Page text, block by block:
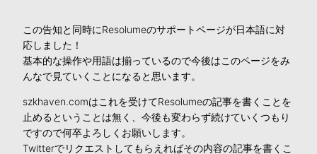
この告知と同時にResolumeのサポートページが日本語に対
応しました！
基本的な操作や用語は揃っているので今後はこのページをみ
んなで見ていくことになると思います。
szkhaven.comはこれを受けてResolumeの記事を書くことを
止めるということは無く、今後も変わらず続けていくつもり
ですので何卒よろしくお願いします。
Twitterでリクエストしてもらえればその内容の記事を書くこ